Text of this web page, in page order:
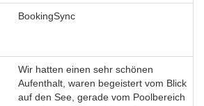
BookingSync
Wir hatten einen sehr schönen
Aufenthalt, waren begeistert vom Blick
auf den See, gerade vom Poolbereich